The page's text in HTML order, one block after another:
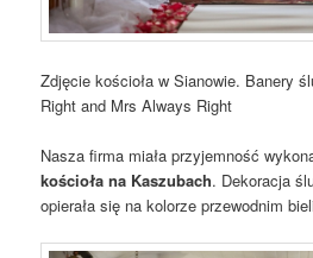
Zdjęcie kościoła w Sianowie. Banery
Right and Mrs Always Right
Nasza firma miała przyjemność
kościoła na Kaszubach. Dekoracja
opierała się na kolorze przewodnim